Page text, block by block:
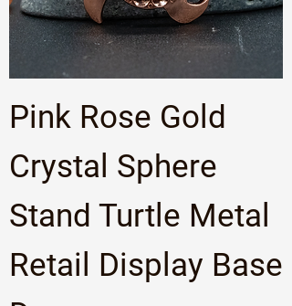
Pink Rose Gold
Crystal Sphere
Stand Turtle Metal
Retail Display Base